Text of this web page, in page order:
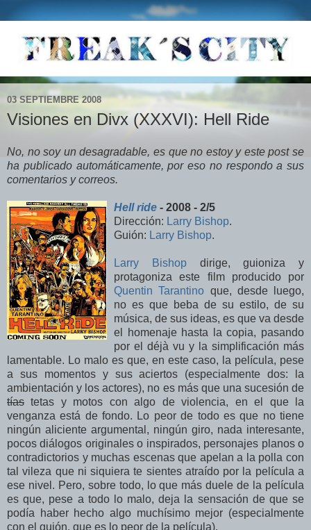
03 SEPTIEMBRE 2008
Visiones en Divx (XXXVI): Hell Ride
No, no soy un desagradable, es que no estoy y este post se
ha publicado automáticamente, por eso no respondo a sus
comentarios y correos.
Hell ride - 2008 - 2/5
Dirección: Larry Bishop.
Guión: Larry Bishop.
Larry Bishopdirige, guioniza y
protagoniza este film producido por
Quentin Tarantino que, desde luego,
no es que beba de su estilo, de su
música, de sus ideas, es que va desde
el homenaje hasta la copia, pasando
por el déjà vu y la simplificación más
lamentable. Lo malo es que, en este caso, la película, pese
a sus momentos y sus aciertos (especialmente dos: la
ambientación y los actores), no es más que una sucesión de
tías tetas y motos con algo de violencia, en el que la
venganza está de fondo. Lo peor de todo es que no tiene
ningún aliciente argumental, ningún giro, nada interesante,
pocos diálogos originales o inspirados, personajes planos o
contradictorios y muchas escenas que apelan a la polla con
tal vileza que ni siquiera te sientes atraído por la película a
ese nivel. Pero, sobre todo, lo que más duele de la película
es que, pese a todo lo malo, deja la sensación de que se
podía haber hecho algo muchísimo mejor (especialmente
con el guión, que es lo peor de la película).